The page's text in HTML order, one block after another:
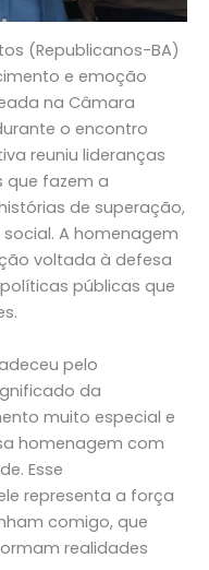
(Republicanos-BA)
e emoção
na Câmara
o encontro
reuniu lideranças
que fazem a
de superação,
A homenagem
voltada à defesa
públicas que
pelo
da
muito especial e
homenagem com
Esse
representa a força
comigo, que
realidades